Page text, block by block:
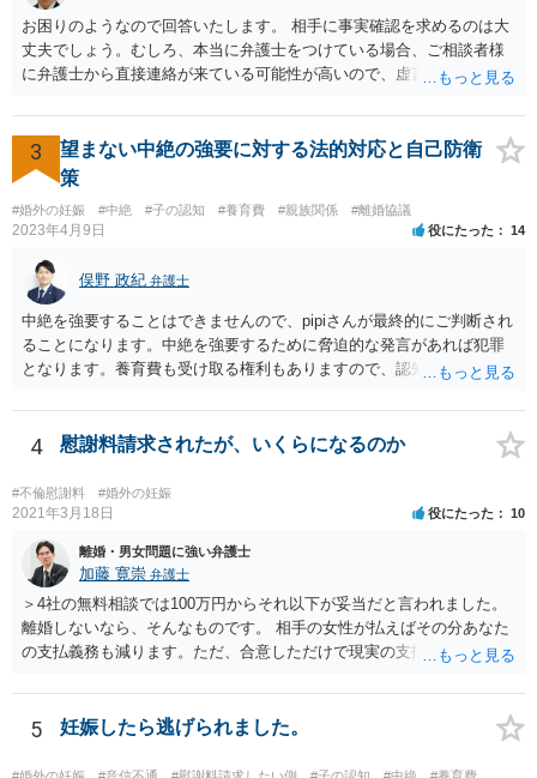
お困りのようなので回答いたします。 相手に事実確認を求めるのは大
丈夫でしょう。むしろ、本当に弁護士をつけている場合、ご相談者様
に弁護士から直接連絡が来ている可能性が高いので、虚言の可能性も
相手にそのことを聞くことに問題はありません。 逆に本当に弁護士を
つけているような場合はこちらも、弁護士に相談した方がよいかと考
えます。 ご参考になれば幸いです。
3
望まない中絶の強要に対する法的対応と自己防衛
策
#婚外の妊娠 #中絶 #子の認知 #養育費 #親族関係 #離婚協議
2023年4月9日 役にたった 14
俣野 政紀 弁護士
中絶を強要することはできませんので、pipiさんが最終的にご判断され
ることになります。中絶を強要するために脅迫的な発言があれば犯罪
となります。養育費も受け取る権利もありますので、認知等につきお
勧めします。
4 慰謝料請求されたが、いくらになるのか
#不倫慰謝料 #婚外の妊娠
2021年3月18日 役にたった 10
離婚・男女問題に強い弁護士
加藤 寛崇 弁護士
＞4社の無料相談では100万円からそれ以下が妥当だと言われました。
離婚しないなら、そんなものです。 相手の女性が払えばその分あなた
の支払義務も減ります。ただ、合意しただけで現実の支払がないなら
5 妊娠したら逃げられました。